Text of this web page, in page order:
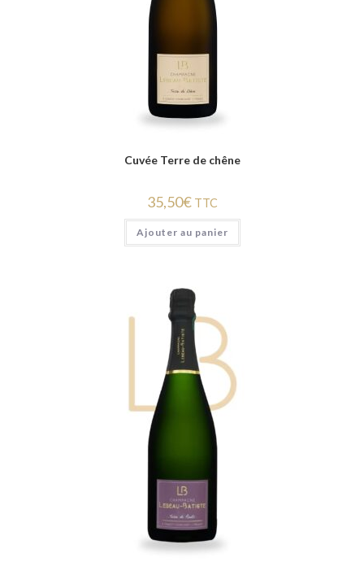
Cuvée Terre de chêne
35,50€ TTC
Ajouter au panier